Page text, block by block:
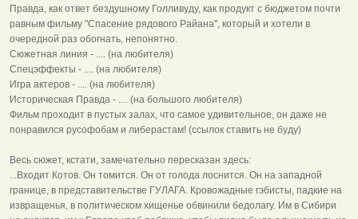
Правда, как ответ бездушному Голливуду, как продукт с бюджетом почти
равным фильму "Спасение рядового Райана", который и хотели в
очередной раз обогнать, непонятно.
Сюжетная линия - .... (на любителя)
Спецэффекты - .... (на любителя)
Игра актеров - .... (на любителя)
Историческая Правда - .... (на большого любителя)
Фильм проходит в пустых залах, что самое удивительное, он даже не
понравился русофобам и либерастам! (ссылок ставить не буду)
Весь сюжет, кстати, замечательно пересказан здесь:
...Входит Котов. Он томится. Он от голода лоснится. Он на западной
границе, в представительстве ГУЛАГА. Кровожадные гэбисты, падкие на
извращенья, в политическом хищенье обвинили бедолагу. Им в Сибири